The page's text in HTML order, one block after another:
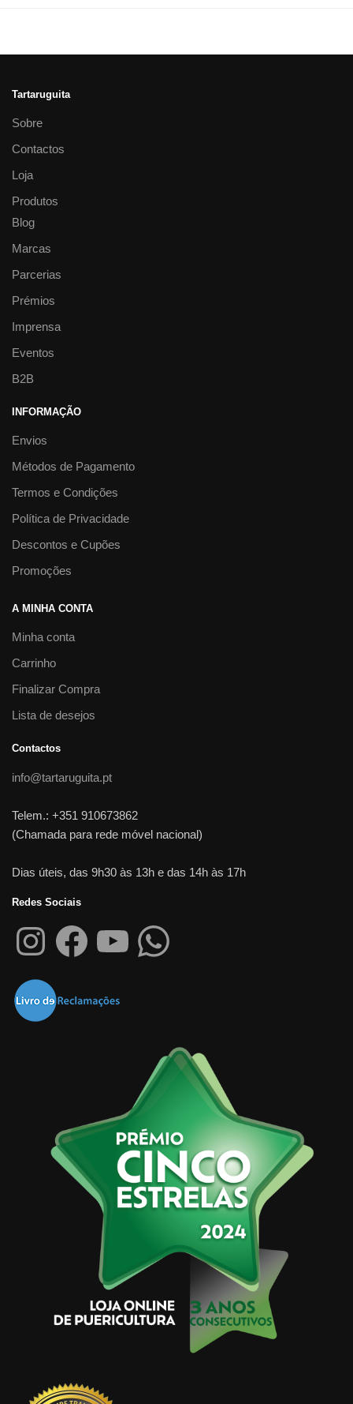
Tartaruguita
Sobre
Contactos
Loja
Produtos
Blog
Marcas
Parcerias
Prémios
Imprensa
Eventos
B2B
INFORMAÇÃO
Envios
Métodos de Pagamento
Termos e Condições
Política de Privacidade
Descontos e Cupões
Promoções
A MINHA CONTA
Minha conta
Carrinho
Finalizar Compra
Lista de desejos
Contactos
info@tartaruguita.pt
Telem.: +351 910673862
(Chamada para rede móvel nacional)
Dias úteis, das 9h30 às 13h e das 14h às 17h
Redes Sociais